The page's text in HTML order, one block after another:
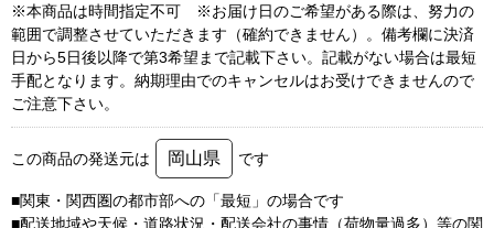
※本商品は時間指定不可 ※お届け日のご希望がある際は、努力の
範囲で調整させていただきます（確約できません）。備考欄に決済
日から5日後以降で第3希望まで記載下さい。記載がない場合は最短
手配となります。納期理由でのキャンセルはお受けできませんので
ご注意下さい。
この商品の発送元は 岡山県 です
■関東・関西圏の都市部への「最短」の場合です
■配送地域や天候・道路状況・配送会社の事情（荷物量過多）等の関